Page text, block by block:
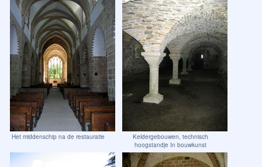
Het middenschip na de restauratie
Keldergebouwen, technisch
hoogstandje In bouwkunst